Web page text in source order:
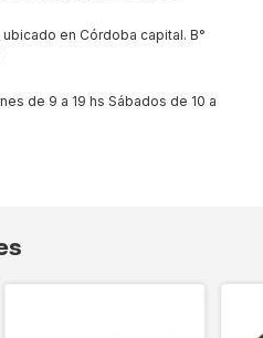
en Córdoba capital. B°
de 9 a 19 hs Sábados de 10 a